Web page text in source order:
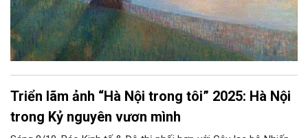
Triển lãm ảnh “Hà Nội trong tôi” 2025: Hà Nội
trong Kỷ nguyên vươn mình